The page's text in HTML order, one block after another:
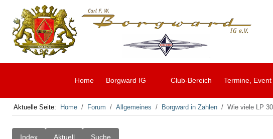
Home Borgward IG Club-Bereich Termine, Event
Aktuelle Seite: Home Forum Allgemeines Borgward in Zahlen Wie viele LP
Index Aktuell Suche